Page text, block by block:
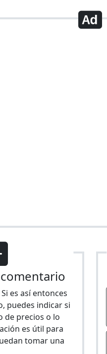
Si es así entonces
puedes indicar si
de precios o lo
es útil para
tomar una